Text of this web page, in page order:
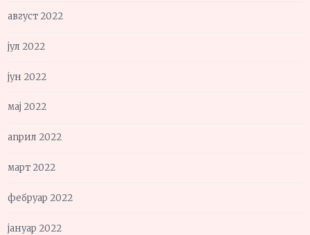
август 2022
јул 2022
јун 2022
мај 2022
април 2022
март 2022
фебруар 2022
јануар 2022